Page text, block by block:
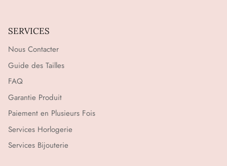
SERVICES
Nous Contacter
Guide des Tailles
FAQ
Garantie Produit
Paiement en Plusieurs Fois
Services Horlogerie
Services Bijouterie